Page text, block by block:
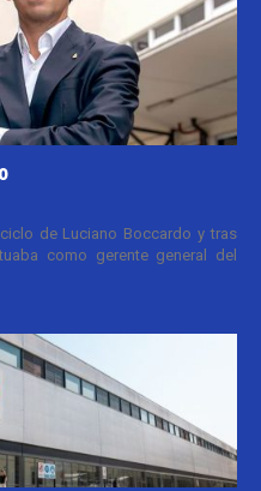
de Luciano Boccardo y tras
como gerente general del